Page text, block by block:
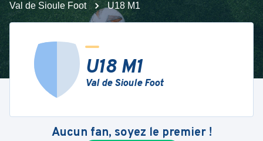
Val de Sioule Foot
U18 M1
U18 M1
Val de Sioule Foot
Aucun fan, soyez le premier !